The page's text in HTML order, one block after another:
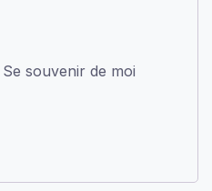
Se souvenir de moi